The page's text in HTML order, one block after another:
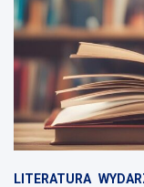
LITERATURA